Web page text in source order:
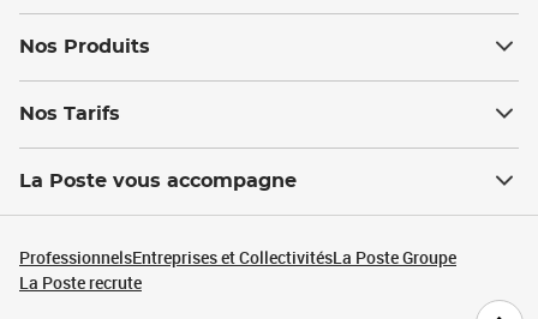
Nos Produits
Nos Tarifs
La Poste vous accompagne
ProfessionnelsEntreprises et CollectivitésLa Poste Groupe
La Poste recrute